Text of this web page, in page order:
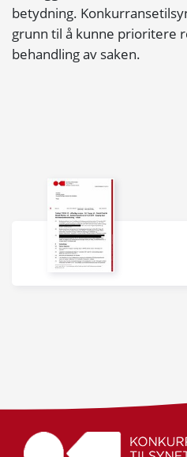
betydning.
grunn til å kunne prioritere
behandling av saken.